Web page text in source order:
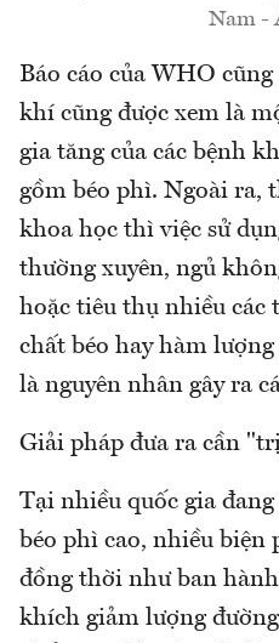
Nam -
Báo cáo của WHO
khí cũng được xem là
gia tăng của các bệnh
gồm béo phì. Ngoài ra,
khoa học thì việc sử
thường xuyên, ngủ
hoặc tiêu thụ nhiều các
chất béo hay hàm
là nguyên nhân gây ra
Giải pháp đưa ra cần
Tại nhiều quốc gia
béo phì cao, nhiều biện
đồng thời như ban
khích giảm lượng